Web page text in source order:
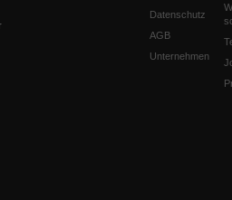
Datenschutz
AGB
Unternehmen